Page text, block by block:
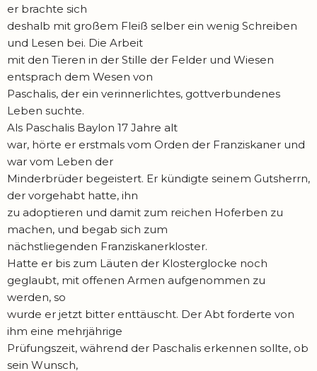
er brachte sich
deshalb mit großem Fleiß selber ein wenig Schreiben
und Lesen bei. Die Arbeit
mit den Tieren in der Stille der Felder und Wiesen
entsprach dem Wesen von
Paschalis, der ein verinnerlichtes, gottverbundenes
Leben suchte.
Als Paschalis Baylon 17 Jahre alt
war, hörte er erstmals vom Orden der Franziskaner und
war vom Leben der
Minderbrüder begeistert. Er kündigte seinem Gutsherrn,
der vorgehabt hatte, ihn
zu adoptieren und damit zum reichen Hoferben zu
machen, und begab sich zum
nächstliegenden Franziskanerkloster.
Hatte er bis zum Läuten der Klosterglocke noch
geglaubt, mit offenen Armen aufgenommen zu
werden, so
wurde er jetzt bitter enttäuscht. Der Abt forderte von
ihm eine mehrjährige
Prüfungszeit, während der Paschalis erkennen sollte, ob
sein Wunsch,